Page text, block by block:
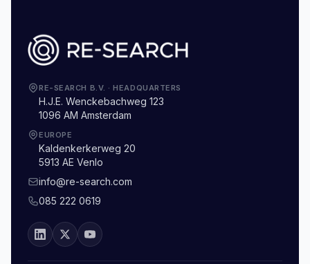
RE-SEARCH B.V. ·HEADQUARTERS
H.J.E. Wenckebachweg 123
1096 AM Amsterdam
EUROPE
Kaldenkerkerweg 20
5913 AE Venlo
info@re-search.com
085 222 0619